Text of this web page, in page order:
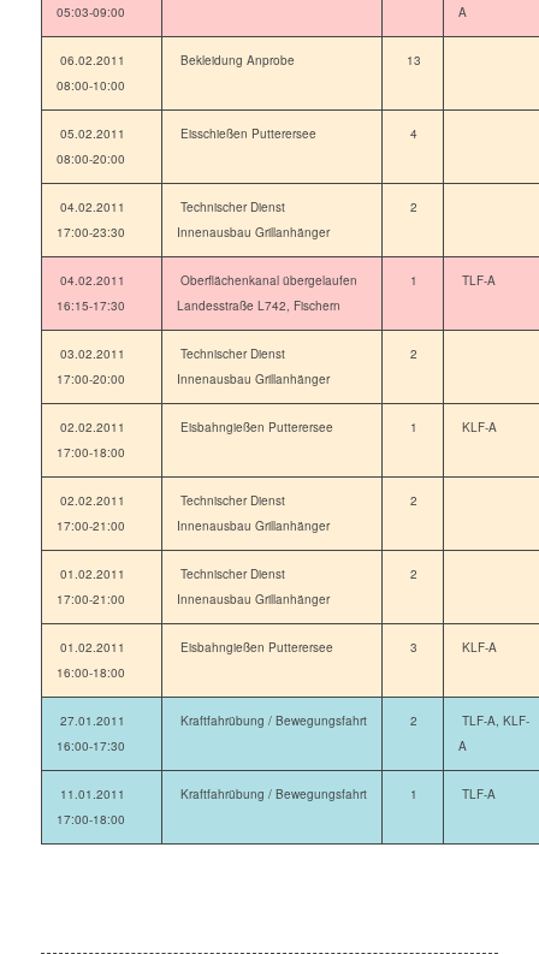
05:03-09:00
A
06.02.2011
08:00-10:00
Bekleidung Anprobe 13
05.02.2011
08:00-20:00
Eisschießen Putterersee 4
04.02.2011
17:00-23:30
Technischer Dienst
Innenausbau Grillanhänger
2
04.02.2011
16:15-17:30
Oberflächenkanal übergelaufen
Landesstraße L742, Fischern
1 TLF-A
03.02.2011
17:00-20:00
Technischer Dienst
Innenausbau Grillanhänger
2
02.02.2011
17:00-18:00
Eisbahngießen Putterersee 1 KLF-A
02.02.2011
17:00-21:00
Technischer Dienst
Innenausbau Grillanhänger
2
01.02.2011
17:00-21:00
Technischer Dienst
Innenausbau Grillanhänger
2
01.02.2011
16:00-18:00
Eisbahngießen Putterersee 3 KLF-A
27.01.2011
16:00-17:30
Kraftfahrübung / Bewegungsfahrt 2
TLF-A, KLF-
A
11.01.2011
17:00-18:00
Kraftfahrübung / Bewegungsfahrt 1 TLF-A